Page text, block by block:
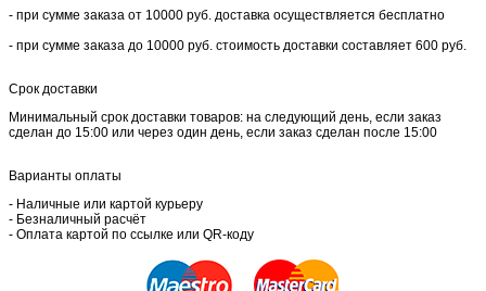
- при сумме заказа от 10000 руб. доставка осуществляется бесплатно
- при сумме заказа до 10000 руб. стоимость доставки составляет 600 руб.
Срок доставки
Минимальный срок доставки товаров: на следующий день, если заказ
сделан до 15:00 или через один день, если заказ сделан после 15:00
Варианты оплаты
- Наличные или картой курьеру
- Безналичный расчёт
- Оплата картой по ссылке или QR-коду